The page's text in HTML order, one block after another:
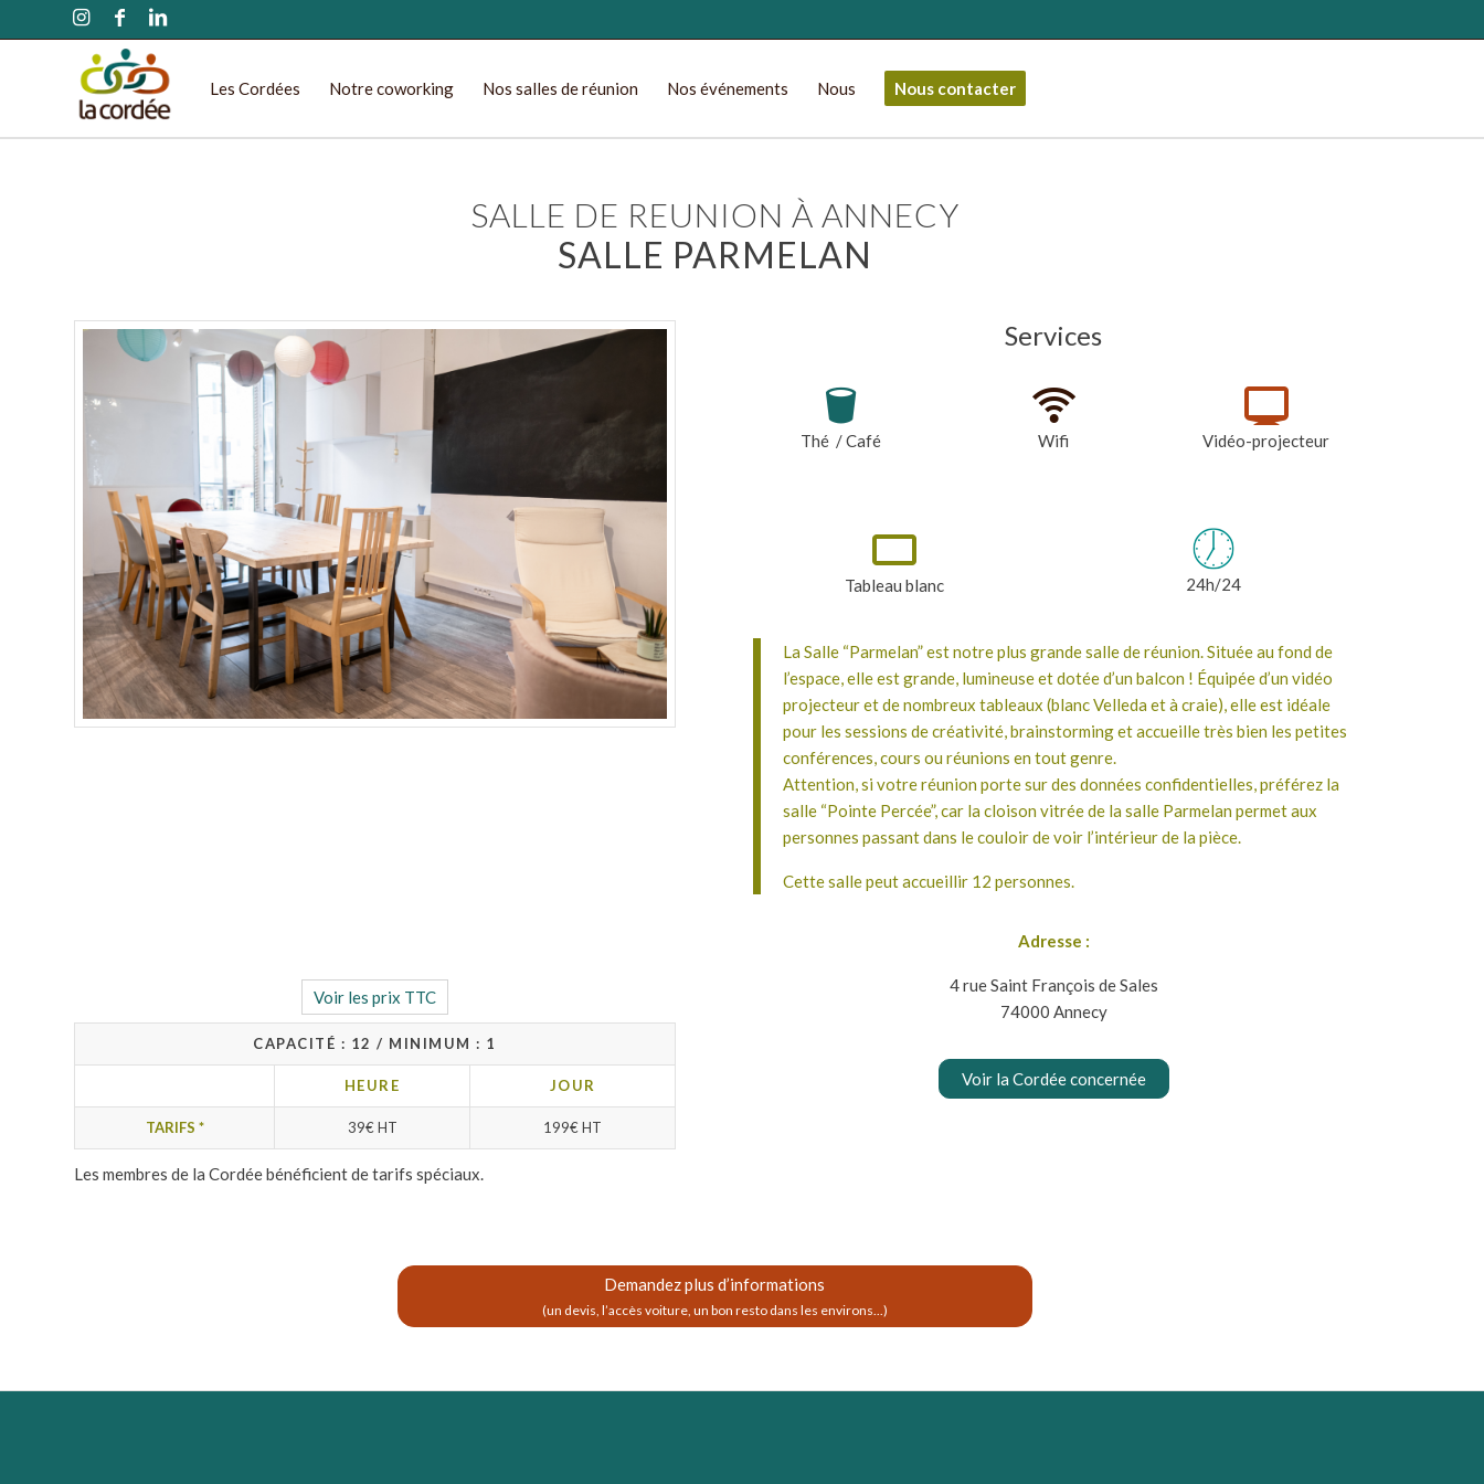
Les Cordées Notre coworking Nos salles de réunion Nos événements Nous Nous contacter
SALLE DE REUNION À ANNECY
SALLE PARMELAN
Services
Thé / Café Wifi Vidéo-projecteur
Tableau blanc 24h/24
La Salle “Parmelan” est notre plus grande salle de réunion. Située au fond de
l’espace, elle est grande, lumineuse et dotée d’un balcon ! Équipée d’un vidéo
projecteur et de nombreux tableaux (blanc Velleda et à craie), elle est idéale
pour les sessions de créativité, brainstorming et accueille très bien les petites
conférences, cours ou réunions en tout genre.
Attention, si votre réunion porte sur des données confidentielles, préférez la
salle “Pointe Percée”, car la cloison vitrée de la salle Parmelan permet aux
personnes passant dans le couloir de voir l’intérieur de la pièce.
Cette salle peut accueillir 12 personnes.
Voir les prix TTC
CAPACITÉ : 12 / MINIMUM : 1
HEURE JOUR
TARIFS * 39€HT 199€HT
Les membres de la Cordée bénéficient de tarifs spéciaux.
Adresse :
4 rue Saint François de Sales
74000 Annecy
Voir la Cordée concernée
Demandez plus d’informations
(un devis, l’accès voiture, un bon resto dans les environs...)